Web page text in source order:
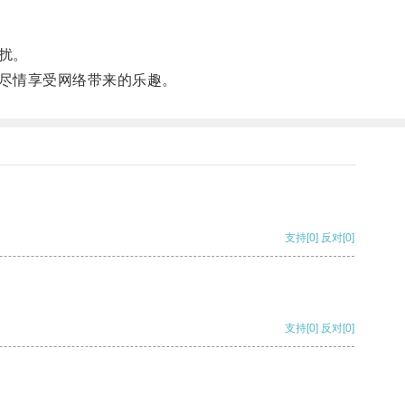
。
享受网络带来的乐趣。
支持[0] 反对[0]
支持[0] 反对[0]